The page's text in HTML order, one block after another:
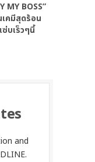
MY BOSS”
คมีสุดร้อน
บเร็วๆนี้
and